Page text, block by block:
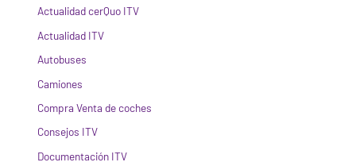
Actualidad cerQuo ITV
Actualidad ITV
Autobuses
Camiones
Compra Venta de coches
Consejos ITV
Documentación ITV